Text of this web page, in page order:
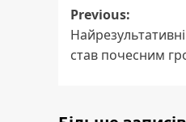
Post
Previous:
став почесним